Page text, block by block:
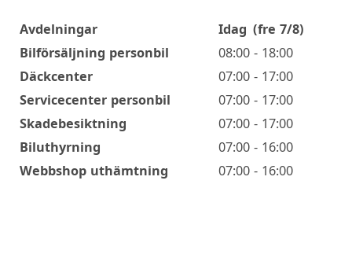
Öppettider
Avdelningar Idag (fre 7/8)
Bilförsäljning personbil
08:00 - 18:00
Däckcenter
07:00 - 17:00
Servicecenter personbil
07:00 - 17:00
Skadebesiktning
07:00 - 17:00
Biluthyrning
07:00 - 16:00
Webbshop uthämtning
07:00 - 16:00